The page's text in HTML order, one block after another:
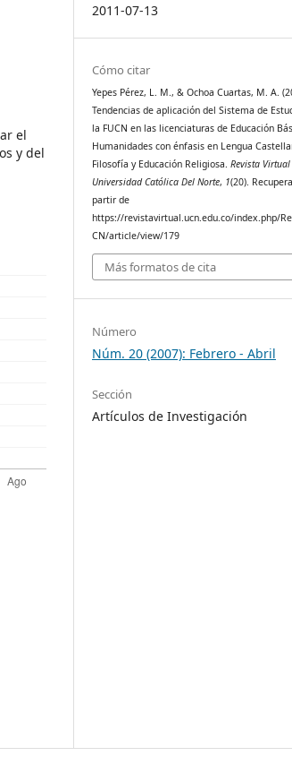
el
y del
2011-07-13
Cómo citar
Yepes Pérez, L. M., & Ochoa Cuartas, M. A.
Tendencias de aplicación del Sistema de
la FUCN en las licenciaturas de Educación
Humanidades con énfasis en Lengua
Filosofía y Educación Religiosa.Revista Virtual
Universidad Católica Del Norte, 1(20).
partir de
https://revistavirtual.ucn.edu.co/index.php/
CN/article/view/179
Más formatos de cita
Número
Núm. 20 (2007): Febrero - Abril
Sección
Artículos de Investigación